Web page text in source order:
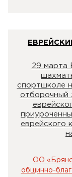
29 марта
спортшколе
отборочный
еврейского
ОО
общинно-